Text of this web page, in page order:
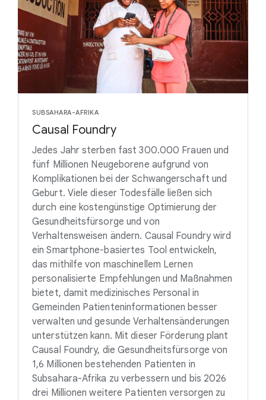
SUBSAHARA-AFRIKA
Causal Foundry
Jedes Jahr sterben fast 300.000 Frauen und
fünf Millionen Neugeborene aufgrund von
Komplikationen bei der Schwangerschaft und
Geburt. Viele dieser Todesfälle ließen sich
durch eine kostengünstige Optimierung der
Gesundheitsfürsorge und von
Verhaltensweisen ändern. Causal Foundry wird
ein Smartphone-basiertes Tool entwickeln,
das mithilfe von maschinellem Lernen
personalisierte Empfehlungen und Maßnahmen
bietet, damit medizinisches Personal in
Gemeinden Patienteninformationen besser
verwalten und gesunde Verhaltensänderungen
unterstützen kann. Mit dieser Förderung plant
Causal Foundry, die Gesundheitsfürsorge von
1,6 Millionen bestehenden Patienten in
Subsahara-Afrika zu verbessern und bis 2026
drei Millionen weitere Patienten versorgen zu